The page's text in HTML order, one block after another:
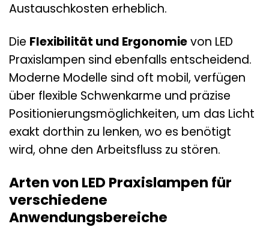
Austauschkosten erheblich.
Die Flexibilität und Ergonomievon LED
Praxislampen sind ebenfalls entscheidend.
Moderne Modelle sind oft mobil, verfügen
über flexible Schwenkarme und präzise
Positionierungsmöglichkeiten, um das Licht
exakt dorthin zu lenken, wo es benötigt
wird, ohne den Arbeitsfluss zu stören.
Arten von LED Praxislampen für
verschiedene
Anwendungsbereiche